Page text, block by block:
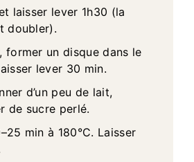
laisser lever 1h30 (la
doubler).
former un disque dans le
lever 30 min.
d’un peu de lait,
de sucre perlé.
min à 180°C. Laisser